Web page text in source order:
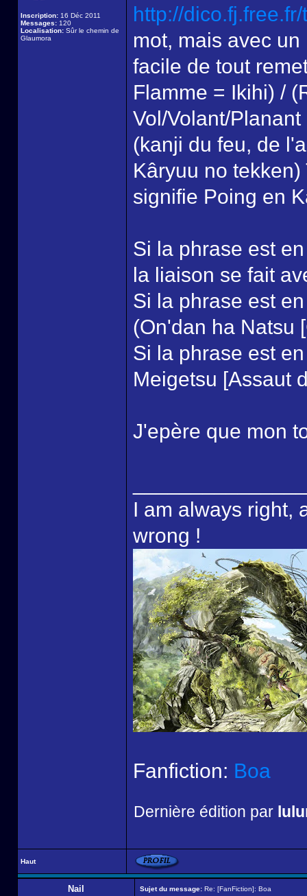
Inscription: 16 Déc 2011
Messages: 120
Localisation: Sûr le chemin de
Glaumora
http://
mot, mais avec
facile de tout
Flamme = Ikihi) /
Vol/Volant/
(kanji du feu, de
Kâryuu no
signifie Poing en
Si la phrase est
la liaison se fait
Si la phrase est
(On'dan ha Natsu
Si la phrase est
Meigetsu [Assaut
J'epère que mon
I am always right,
wrong !
Fanfiction: Boa
Dernière édition par
Haut
Nail Sujet du message: Re: [FanFiction]: Boa